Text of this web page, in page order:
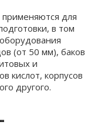
для
в том
(от 50 мм), баков
и
кислот, корпусов
другого.